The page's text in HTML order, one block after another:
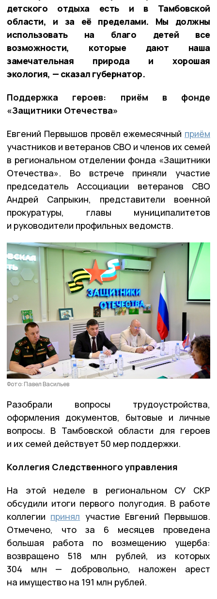
детского отдыха есть и в Тамбовской
области, и за её пределами. Мы должны
использовать на благо детей все
возможности, которые дают наша
замечательная природа и хорошая
экология, — сказал губернатор.
Поддержка героев: приём в фонде
«Защитники Отечества»
Евгений Первышов провёл ежемесячный приём
участников и ветеранов СВО и членов их семей
в региональном отделении фонда «Защитники
Отечества». Во встрече приняли участие
председатель Ассоциации ветеранов СВО
Андрей Сапрыкин, представители военной
прокуратуры, главы муниципалитетов
и руководители профильных ведомств.
Фото: Павел Васильев
Разобрали вопросы трудоустройства,
оформления документов, бытовые и личные
вопросы. В Тамбовской области для героев
и их семей действует 50 мер поддержки.
Коллегия Следственного управления
На этой неделе в региональном СУ СКР
обсудили итоги первого полугодия. В работе
коллегии принял участие Евгений Первышов.
Отмечено, что за 6 месяцев проведена
большая работа по возмещению ущерба:
возвращено 518 млн рублей, из которых
304 млн — добровольно, наложен арест
на имущество на 191 млн рублей.